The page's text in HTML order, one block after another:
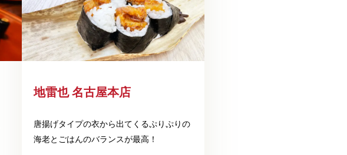
地雷也 名古屋本店
唐揚げタイプの衣から出てくるぷりぷりの
海老とごはんのバランスが最高！